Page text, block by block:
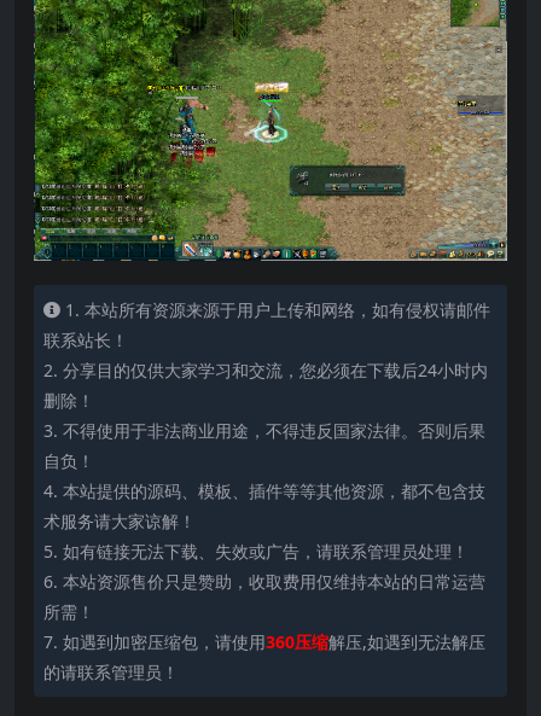
1. 本站所有资源来源于用户上传和网络，如有侵权请邮件
联系站长！
2. 分享目的仅供大家学习和交流，您必须在下载后24小时内
删除！
3. 不得使用于非法商业用途，不得违反国家法律。否则后果
自负！
4. 本站提供的源码、模板、插件等等其他资源，都不包含技
术服务请大家谅解！
5. 如有链接无法下载、失效或广告，请联系管理员处理！
6. 本站资源售价只是赞助，收取费用仅维持本站的日常运营
所需！
7. 如遇到加密压缩包，请使用360压缩解压,如遇到无法解压
的请联系管理员！